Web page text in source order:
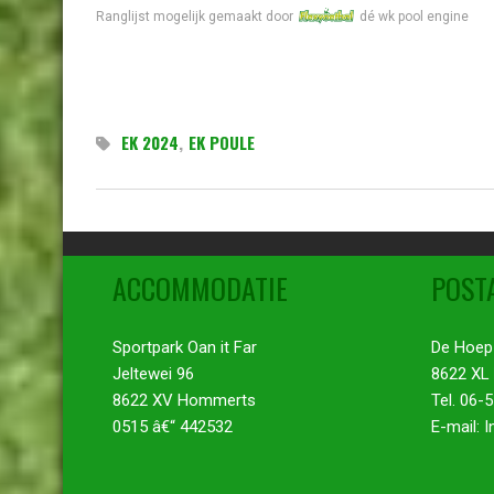
21
23
24
26
27
Ranglijst mogelijk gemaakt door dé wk pool engine
EK 2024, EK POULE
ACCOMMODATIE
Sportpark Oan it Far
Jeltewei 96
8622 XV Hommerts
0515 â€“ 442532
De
8622
Tel. 06-
E-mail: